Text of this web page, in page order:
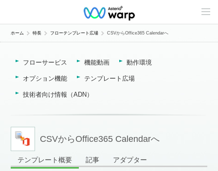
C
n
e
ホーム 特長 フローテンプレート広場 CSVからOffice365 Calendarへ
フローサービス 機能動画 動作環境
オプション機能 テンプレート広場
技術者向け情報（ADN）
CSVからOffice365 Calendarへ
テンプレート概要 記事 アダプター